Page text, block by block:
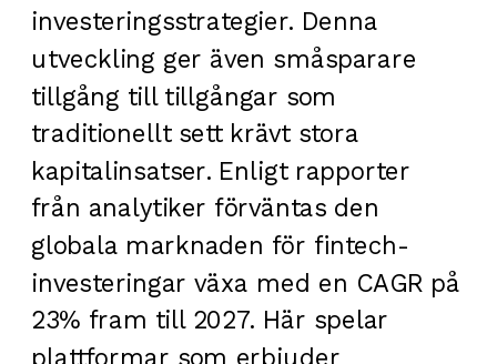
investeringsstrategier. Denna
utveckling ger även småsparare
tillgång till tillgångar som
traditionellt sett krävt stora
kapitalinsatser. Enligt rapporter
från analytiker förväntas den
globala marknaden för fintech-
investeringar växa med en CAGR på
23% fram till 2027. Här spelar
plattformar som erbjuder